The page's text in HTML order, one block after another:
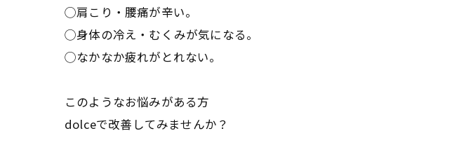
◯肩こり・腰痛が辛い。
◯身体の冷え・むくみが気になる。
◯なかなか疲れがとれない。
このようなお悩みがある方
dolceで改善してみませんか？